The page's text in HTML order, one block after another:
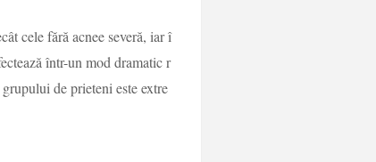
cele fără acnee severă, iar î
într-un mod dramatic r
de prieteni este extre